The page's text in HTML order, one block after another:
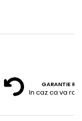
GARANTIE
In caz ca va